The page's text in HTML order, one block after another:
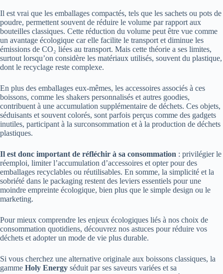
Il est vrai que les emballages compactés, tels que les sachets ou pots de
poudre, permettent souvent de réduire le volume par rapport aux
bouteilles classiques. Cette réduction du volume peut être vue comme
un avantage écologique car elle facilite le transport et diminue les
émissions de CO₂ liées au transport. Mais cette théorie a ses limites,
surtout lorsqu’on considère les matériaux utilisés, souvent du plastique,
dont le recyclage reste complexe.
En plus des emballages eux-mêmes, les accessoires associés à ces
boissons, comme les shakers personnalisés et autres goodies,
contribuent à une accumulation supplémentaire de déchets. Ces objets,
séduisants et souvent colorés, sont parfois perçus comme des gadgets
inutiles, participant à la surconsommation et à la production de déchets
plastiques.
Il est donc important de réfléchir à sa consommation : privilégier le
réemploi, limiter l’accumulation d’accessoires et opter pour des
emballages recyclables ou réutilisables. En somme, la simplicité et la
sobriété dans le packaging restent des leviers essentiels pour une
moindre empreinte écologique, bien plus que le simple design ou le
marketing.
Pour mieux comprendre les enjeux écologiques liés à nos choix de
consommation quotidiens, découvrez nos astuces pour réduire vos
déchets et adopter un mode de vie plus durable.
Si vous cherchez une alternative originale aux boissons classiques, la
gamme Holy Energy séduit par ses saveurs variées et sa